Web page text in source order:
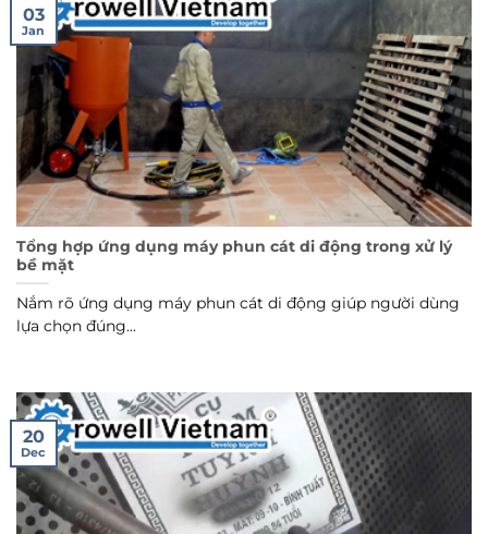
Tổng hợp ứng dụng máy phun cát di động trong xử lý
bề mặt
Nắm rõ ứng dụng máy phun cát di động giúp người dùng
lựa chọn đúng...
03
Jan
20
Dec